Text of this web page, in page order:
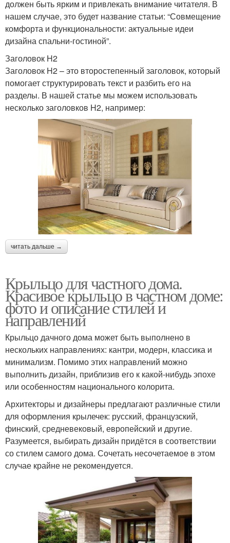
должен быть ярким и привлекать внимание читателя. В
нашем случае, это будет название статьи: “Совмещение
комфорта и функциональности: актуальные идеи
дизайна спальни-гостиной”.
Заголовок H2
Заголовок H2 – это второстепенный заголовок, который
помогает структурировать текст и разбить его на
разделы. В нашей статье мы можем использовать
несколько заголовков H2, например:
читать дальше →
Крыльцо для частного дома.
Красивое крыльцо в частном доме:
фото и описание стилей и
направлений
Крыльцо дачного дома может быть выполнено в
нескольких направлениях: кантри, модерн, классика и
минимализм. Помимо этих направлений можно
выполнить дизайн, приблизив его к какой-нибудь эпохе
или особенностям национального колорита.
Архитекторы и дизайнеры предлагают различные стили
для оформления крылечек: русский, французский,
финский, средневековый, европейский и другие.
Разумеется, выбирать дизайн придётся в соответствии
со стилем самого дома. Сочетать несочетаемое в этом
случае крайне не рекомендуется.